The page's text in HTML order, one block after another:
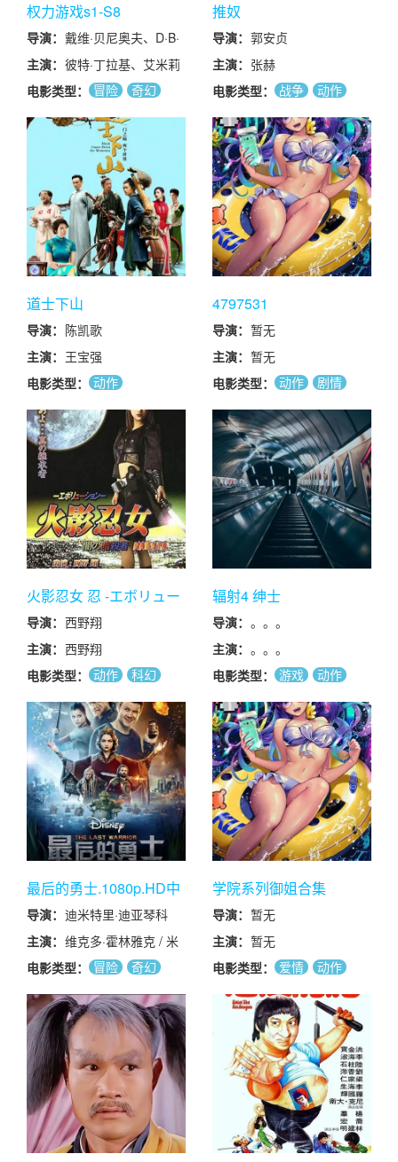
权力游戏s1-S8
导演： 戴维·贝尼奥夫、D·B·
威斯、艾伦·泰勒(核心
主创导演)
主演： 彼特·丁拉基、艾米莉
亚·克拉克、基特·哈灵
顿、琳娜·海蒂、麦茜·
威廉姆斯、索菲·特纳
电影类型： 冒险
奇幻
推奴
导演： 郭安贞
主演： 张赫
电影类型：
战争
动作
道士下山
导演： 陈凯歌
主演： 王宝强
电影类型：
动作
4797531
导演： 暂无
主演： 暂无
电影类型：
动作
剧情
火影忍女 忍 -エボリュー
ション- 闇の暗殺者
导演： 西野翔
主演： 西野翔
电影类型：
动作
科幻
辐射4 绅士
导演： 。。。
主演： 。。。
电影类型：
游戏 动作
最后的勇士.1080p.HD中
字无水印
导演： 迪米特里·迪亚琴科
主演： 维克多·霍林雅克 / 米
拉·斯瓦奇卡娅 / 叶卡
婕琳娜·维尔科娃 / 康
斯坦丁·拉夫罗年科 /
伊莲娜·雅科夫列娃
电影类型： 冒险
奇幻
学院系列御姐合集
导演： 暂无
主演： 暂无
电影类型：
爱情 动作